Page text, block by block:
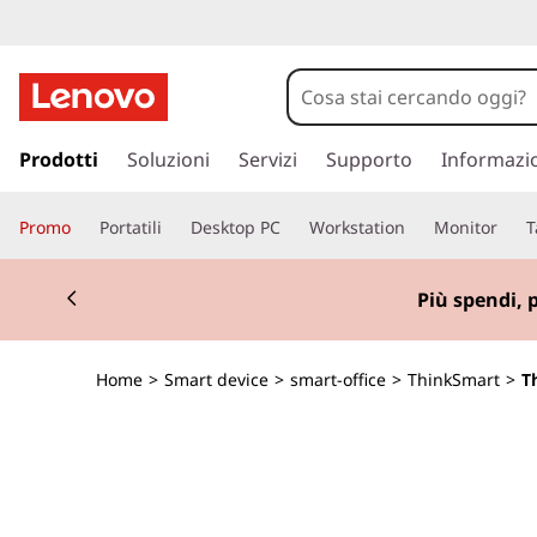
h
n
k
m
a
a
a
n
Prodotti Soluzioni Servizi Supporto
Promo Portatili Desktop PC Workstation Monitor
Più spendi,
Home > Smart device > smart-office > ThinkSmart >